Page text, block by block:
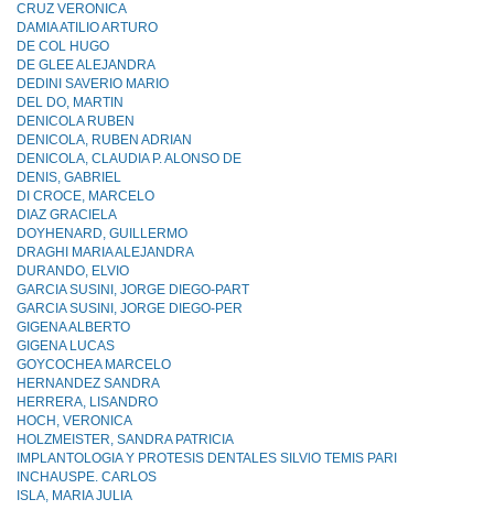
CRUZ VERONICA
DAMIA ATILIO ARTURO
DE COL HUGO
DE GLEE ALEJANDRA
DEDINI SAVERIO MARIO
DEL DO, MARTIN
DENICOLA RUBEN
DENICOLA, RUBEN ADRIAN
DENICOLA, CLAUDIA P. ALONSO DE
DENIS, GABRIEL
DI CROCE, MARCELO
DIAZ GRACIELA
DOYHENARD, GUILLERMO
DRAGHI MARIA ALEJANDRA
DURANDO, ELVIO
GARCIA SUSINI, JORGE DIEGO-PART
GARCIA SUSINI, JORGE DIEGO-PER
GIGENA ALBERTO
GIGENA LUCAS
GOYCOCHEA MARCELO
HERNANDEZ SANDRA
HERRERA, LISANDRO
HOCH, VERONICA
HOLZMEISTER, SANDRA PATRICIA
IMPLANTOLOGIA Y PROTESIS DENTALES SILVlO TEMIS PARI
INCHAUSPE. CARLOS
ISLA, MARIA JULIA